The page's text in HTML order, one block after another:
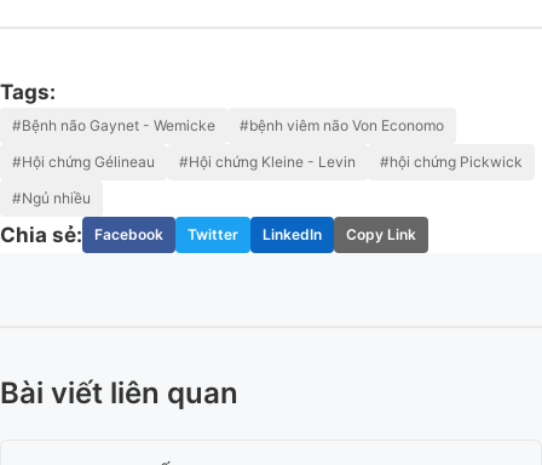
Tags:
#Bệnh não Gaynet - Wemicke
#bệnh viêm não Von Economo
#Hội chứng Gélineau
#Hội chứng Kleine - Levin
#hội chứng Pickwick
#Ngủ nhiều
Chia sẻ: Facebook Twitter LinkedIn Copy Link
Bài viết liên quan